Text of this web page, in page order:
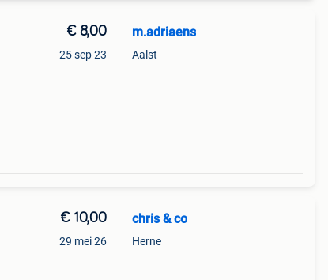
€ 8,00
25 sep 23
m.adriaens
Aalst
€ 10,00
29 mei 26
chris & co
Herne